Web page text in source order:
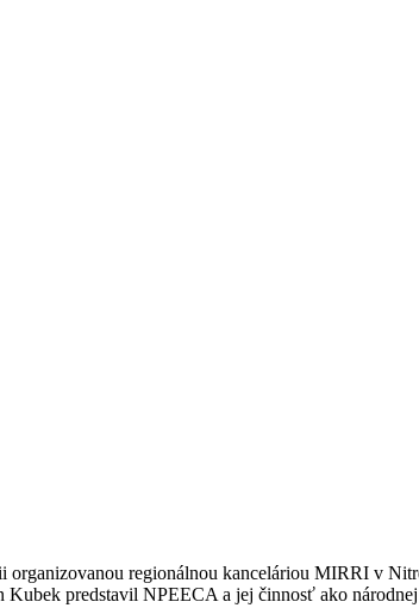
regionálnou kanceláriou MIRRI v
predstavil NPEECA a jej činnosť ako